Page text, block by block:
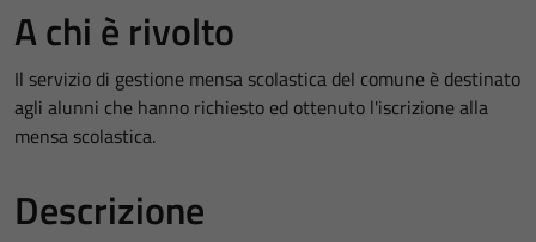
A chi è rivolto
Il servizio di gestione mensa scolastica del comune è destinato
agli alunni che hanno richiesto ed ottenuto l'iscrizione alla
mensa scolastica.
Descrizione